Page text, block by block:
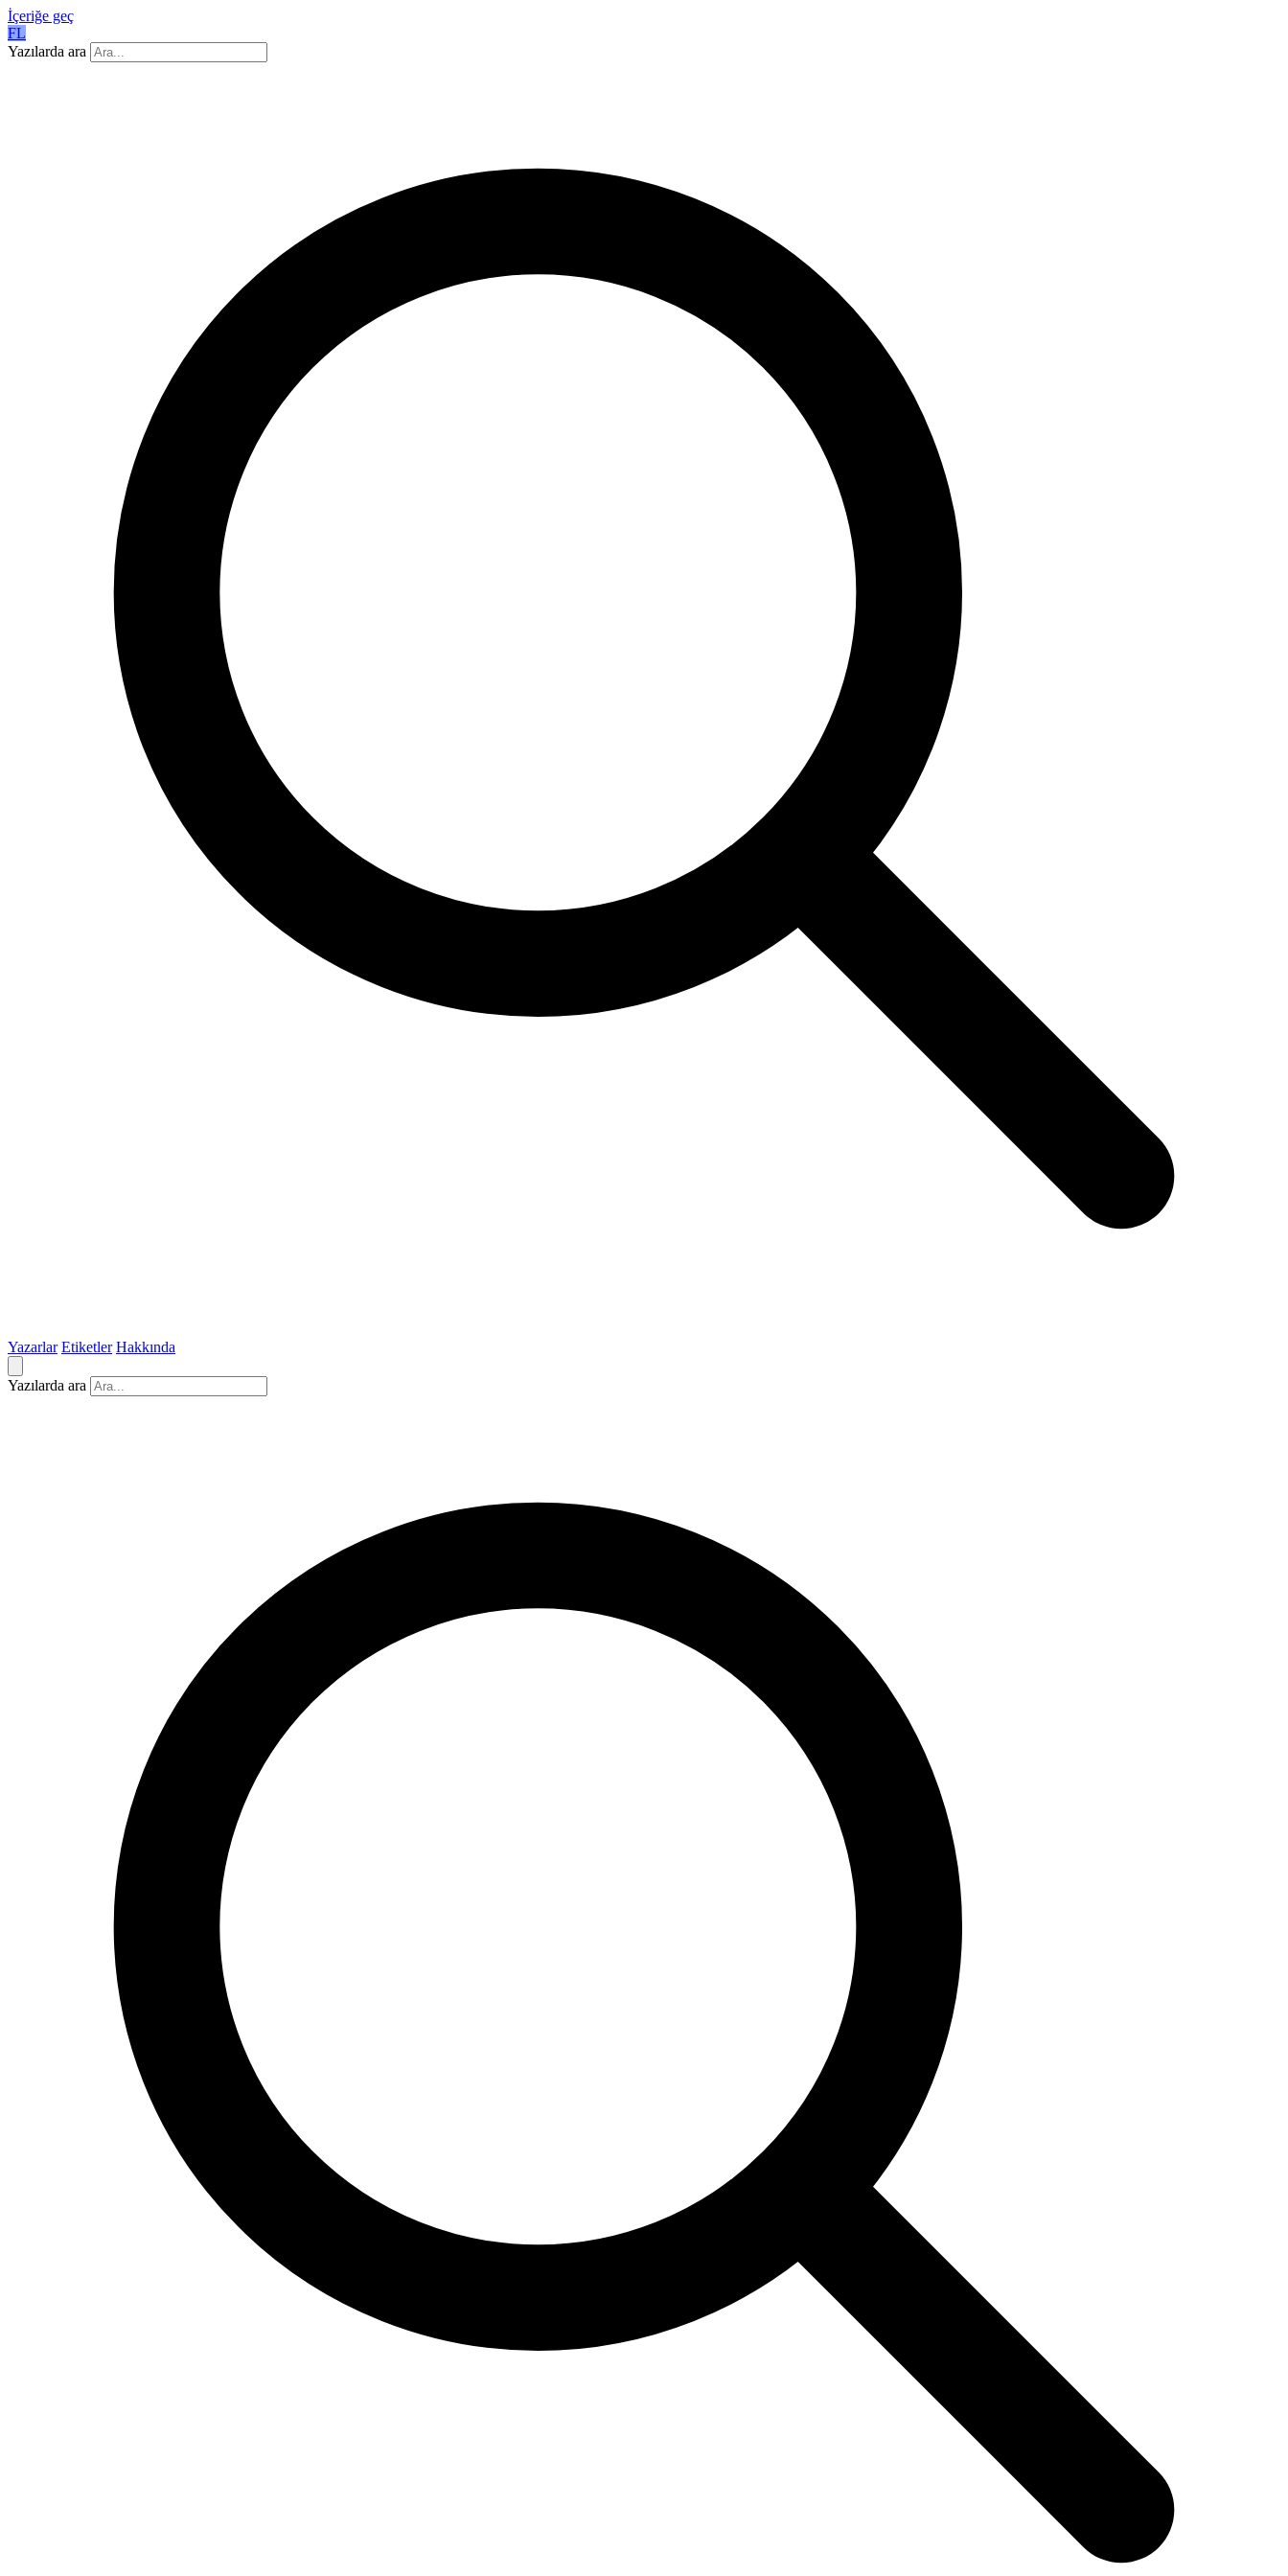
İçeriğe geç
FL
Yazılarda ara
Yazarlar Etiketler Hakkında
Yazılarda ara